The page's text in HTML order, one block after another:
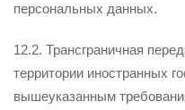
персональных данных.
12.2. Трансграничная
территории иностранных
вышеуказанным